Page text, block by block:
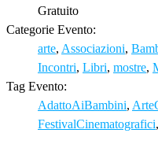
Gratuito
Categorie Evento:
arte, Associazioni,
Incontri, Libri, mostre,
Tag Evento:
AdattoAiBambini,
FestivalCinematografici,